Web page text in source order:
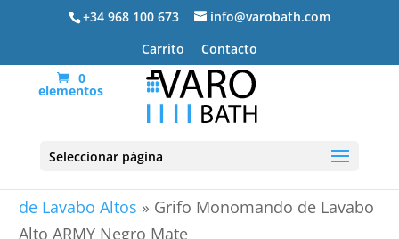
+34 968 100 673
info@varobath.com
Carrito
Contacto
0
elementos
Seleccionar página
de Lavabo Altos » Grifo Monomando de Lavabo
Alto ARMY Negro Mate